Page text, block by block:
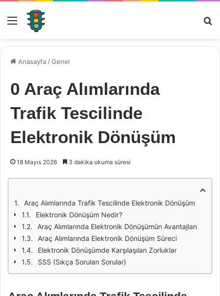
Menü
Anasayfa /Genel
0 Araç Alımlarında
Trafik Tescilinde
Elektronik Dönüşüm
18 Mayıs 2026 3 dakika okuma süresi
Araç Alımlarında Trafik Tescilinde Elektronik Dönüşüm
Elektronik Dönüşüm Nedir?
Araç Alımlarında Elektronik Dönüşümün Avantajları
Araç Alımlarında Elektronik Dönüşüm Süreci
Elektronik Dönüşümde Karşılaşılan Zorluklar
SSS (Sıkça Sorulan Sorular)